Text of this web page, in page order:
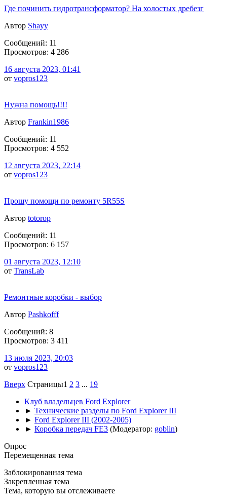
Где починить гидротрансформатор? На холостых дребезг
Автор Shayy
Сообщений: 11
Просмотров: 4 286
16 августа 2023, 01:41
от vopros123
Нужна помощь!!!!
Автор Frankin1986
Сообщений: 11
Просмотров: 4 552
12 августа 2023, 22:14
от vopros123
Прошу помощи по ремонту 5R55S
Автор totorop
Сообщений: 11
Просмотров: 6 157
01 августа 2023, 12:10
от TransLab
Ремонтные коробки - выбор
Автор Pashkofff
Сообщений: 8
Просмотров: 3 411
13 июля 2023, 20:03
от vopros123
Вверх Страницы1 2 3 ... 19
Клуб владельцев Ford Explorer
► Технические разделы по Ford Explorer III
► Ford Explorer III (2002-2005)
► Коробка передач FE3 (Модератор: goblin)
Опрос
Перемещенная тема
Заблокированная тема
Закрепленная тема
Тема, которую вы отслеживаете